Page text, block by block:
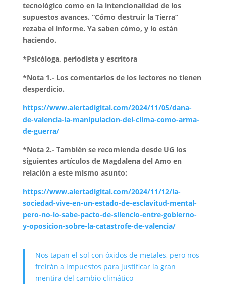
tecnológico como en la intencionalidad de los
supuestos avances. “Cómo destruir la Tierra”
rezaba el informe. Ya saben cómo, y lo están
haciendo.
*Psicóloga, periodista y escritora
*Nota 1.- Los comentarios de los lectores no tienen
desperdicio.
https://www.alertadigital.com/2024/11/05/dana-
de-valencia-la-manipulacion-del-clima-como-arma-
de-guerra/
*Nota 2.- También se recomienda desde UG los
siguientes artículos de Magdalena del Amo en
relación a este mismo asunto:
https://www.alertadigital.com/2024/11/12/la-
sociedad-vive-en-un-estado-de-esclavitud-mental-
pero-no-lo-sabe-pacto-de-silencio-entre-gobierno-
y-oposicion-sobre-la-catastrofe-de-valencia/
Nos tapan el sol con óxidos de metales, pero nos
freirán a impuestos para justificar la gran
mentira del cambio climático